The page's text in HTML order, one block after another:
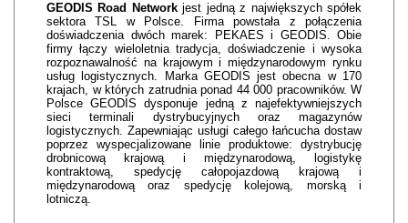
GEODIS Road Networkjest jedną z największych spółek
sektora TSL w Polsce. Firma powstała z połączenia
doświadczenia dwóch marek: PEKAES i GEODIS. Obie
firmy łączy wieloletnia tradycja, doświadczenie i wysoka
rozpoznawalność na krajowym i międzynarodowym rynku
usług logistycznych. Marka GEODIS jest obecna w 170
krajach, w których zatrudnia ponad 44 000 pracowników. W
Polsce GEODIS dysponuje jedną z najefektywniejszych
sieci terminali dystrybucyjnych oraz magazynów
logistycznych. Zapewniając usługi całego łańcucha dostaw
poprzez wyspecjalizowane linie produktowe: dystrybucję
drobnicową krajową i międzynarodową, logistykę
kontraktową, spedycję całopojazdową krajową i
międzynarodową oraz spedycję kolejową, morską i
lotniczą.